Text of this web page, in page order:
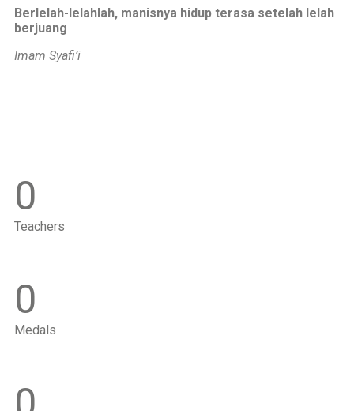
Berlelah-lelahlah, manisnya hidup terasa setelah lelah
berjuang
Imam Syafi’i
0
Teachers
0
Medals